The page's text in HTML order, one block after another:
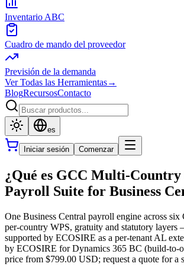
Inventario ABC
Cuadro de mando del proveedor
Previsión de la demanda
Ver Todas las Herramientas→
BlogRecursosContacto
es
Iniciar sesión Comenzar
¿Qué es GCC Multi-
Payroll Suite for Business
One Business Central payroll engine across
per-country WPS, gratuity and statutory
supported by ECOSIRE as a per-tenant AL
by ECOSIRE for Dynamics 365 BC (build-
price from $799.00 USD; request a quote for a